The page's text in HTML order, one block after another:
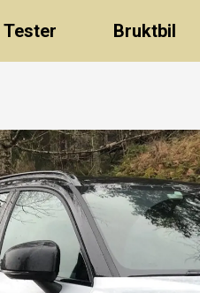
Tester Bruktbil